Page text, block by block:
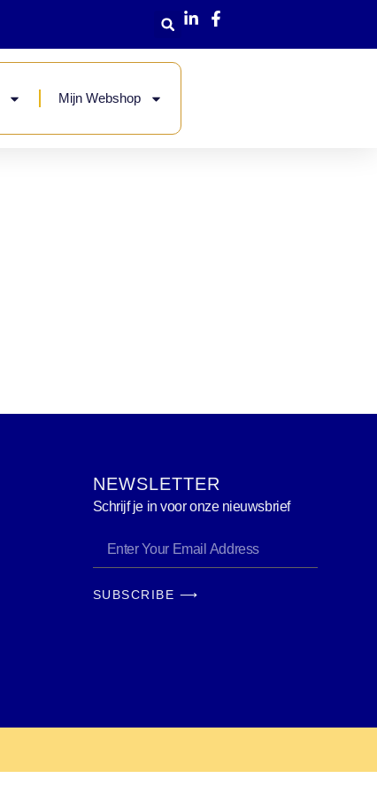
Mijn Webshop
NEWSLETTER
Schrijf je in voor onze nieuwsbrief
SUBSCRIBE ⟶